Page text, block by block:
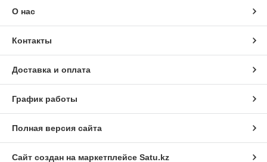
О нас
Контакты
Доставка и оплата
График работы
Полная версия сайта
Сайт создан на маркетплейсе Satu.kz